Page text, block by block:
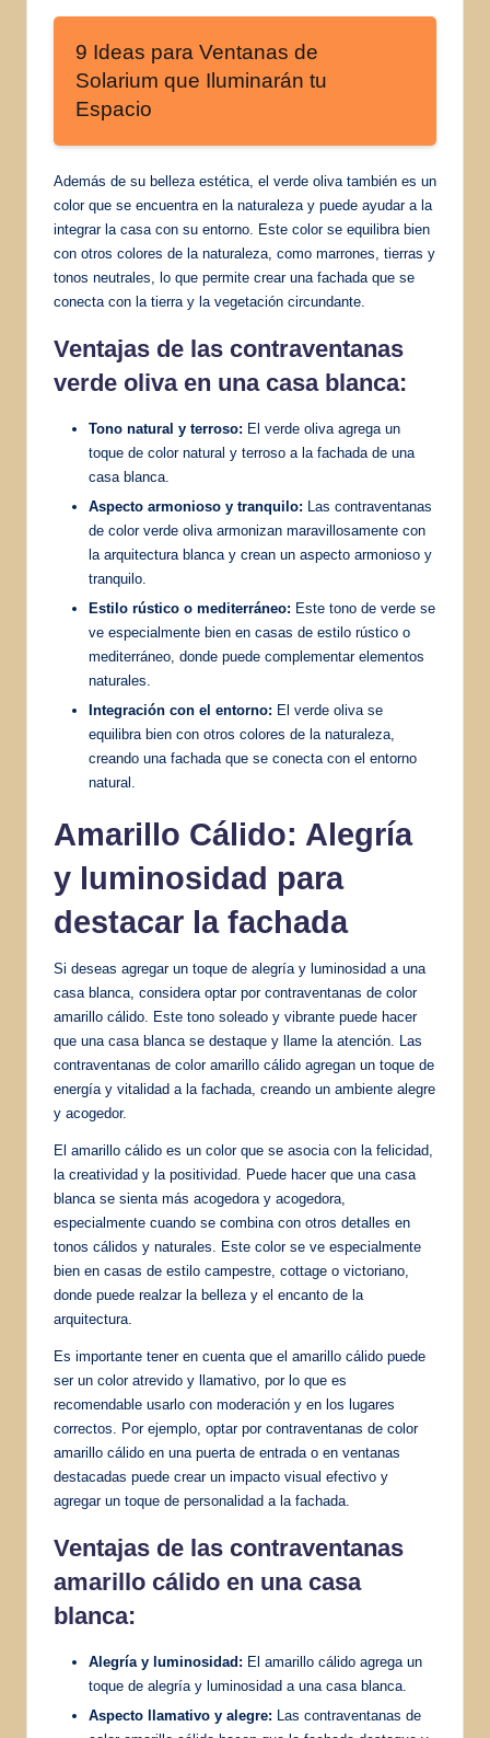
9 Ideas para Ventanas de
Solarium que Iluminarán tu
Espacio
Además de su belleza estética, el verde oliva también es un
color que se encuentra en la naturaleza y puede ayudar a la
integrar la casa con su entorno. Este color se equilibra bien
con otros colores de la naturaleza, como marrones, tierras y
tonos neutrales, lo que permite crear una fachada que se
conecta con la tierra y la vegetación circundante.
Ventajas de las contraventanas
verde oliva en una casa blanca:
Tono natural y terroso: El verde oliva agrega un
toque de color natural y terroso a la fachada de una
casa blanca.
Aspecto armonioso y tranquilo: Las contraventanas
de color verde oliva armonizan maravillosamente con
la arquitectura blanca y crean un aspecto armonioso y
tranquilo.
Estilo rústico o mediterráneo: Este tono de verde se
ve especialmente bien en casas de estilo rústico o
mediterráneo, donde puede complementar elementos
naturales.
Integración con el entorno: El verde oliva se
equilibra bien con otros colores de la naturaleza,
creando una fachada que se conecta con el entorno
natural.
Amarillo Cálido: Alegría
y luminosidad para
destacar la fachada
Si deseas agregar un toque de alegría y luminosidad a una
casa blanca, considera optar por contraventanas de color
amarillo cálido. Este tono soleado y vibrante puede hacer
que una casa blanca se destaque y llame la atención. Las
contraventanas de color amarillo cálido agregan un toque de
energía y vitalidad a la fachada, creando un ambiente alegre
y acogedor.
El amarillo cálido es un color que se asocia con la felicidad,
la creatividad y la positividad. Puede hacer que una casa
blanca se sienta más acogedora y acogedora,
especialmente cuando se combina con otros detalles en
tonos cálidos y naturales. Este color se ve especialmente
bien en casas de estilo campestre, cottage o victoriano,
donde puede realzar la belleza y el encanto de la
arquitectura.
Es importante tener en cuenta que el amarillo cálido puede
ser un color atrevido y llamativo, por lo que es
recomendable usarlo con moderación y en los lugares
correctos. Por ejemplo, optar por contraventanas de color
amarillo cálido en una puerta de entrada o en ventanas
destacadas puede crear un impacto visual efectivo y
agregar un toque de personalidad a la fachada.
Ventajas de las contraventanas
amarillo cálido en una casa
blanca:
Alegría y luminosidad: El amarillo cálido agrega un
toque de alegría y luminosidad a una casa blanca.
Aspecto llamativo y alegre: Las contraventanas de